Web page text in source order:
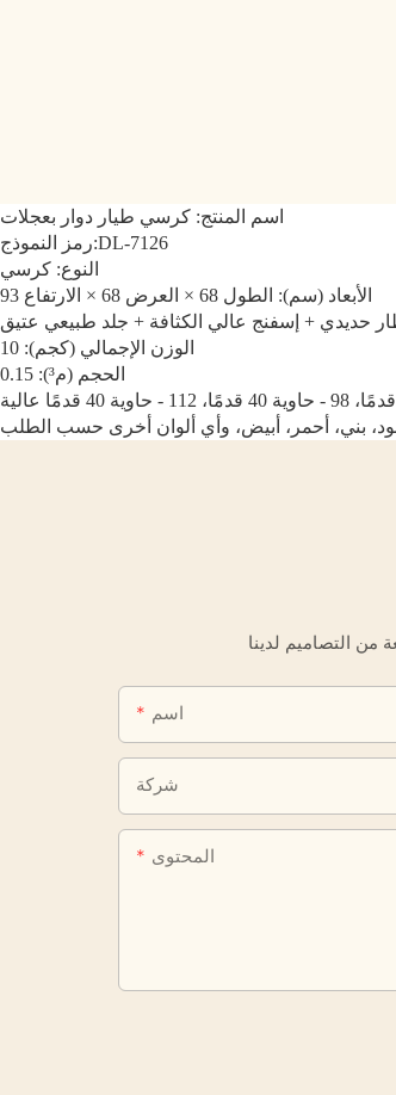
اسم المنتج: كرسي طيار دوار بعجلات
رمز النموذج:DL-7126
النوع: كرسي
الأبعاد (سم): الطول 68 × العرض 68 × الارتفاع 93
حديدي + إسفنج عالي الكثافة + جلد طبيعي عتيق
الوزن الإجمالي (كجم): 10
الحجم (م³): 0.15
بني، أحمر، أبيض، وأي ألوان أخرى حسب الطلب
اسم
شركة
المحتوى